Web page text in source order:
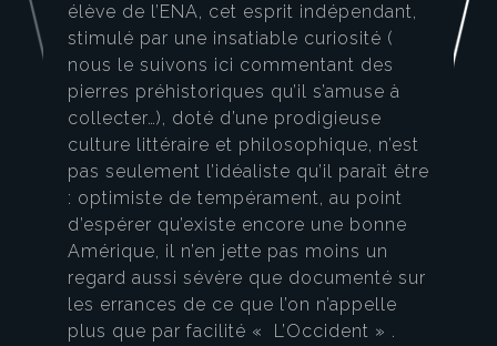
élève de l’ENA, cet esprit indépendant,
stimulé par une insatiable curiosité (
nous le suivons ici commentant des
pierres préhistoriques qu’il s’amuse à
collecter…), doté d’une prodigieuse
culture littéraire et philosophique, n’est
pas seulement l’idéaliste qu’il paraît être
: optimiste de tempérament, au point
d’espérer qu’existe encore une bonne
Amérique, il n’en jette pas moins un
regard aussi sévère que documenté sur
les errances de ce que l’on n’appelle
plus que par facilité « L’Occident » .